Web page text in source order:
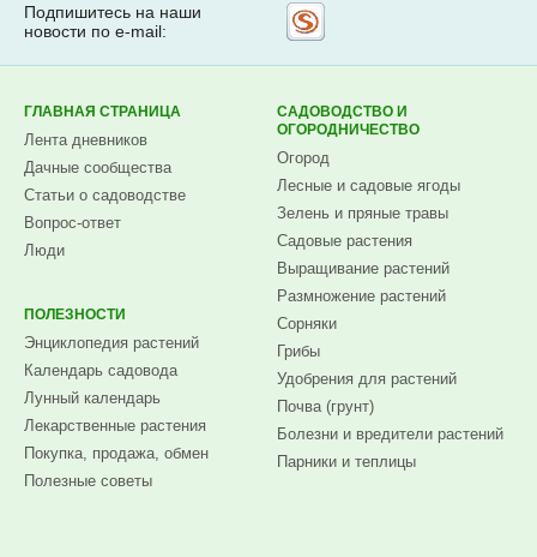
Подпишитесь на наши
новости по e-mail:
ГЛАВНАЯ СТРАНИЦА
Лента дневников
Дачные сообщества
Статьи о садоводстве
Вопрос-ответ
Люди
ПОЛЕЗНОСТИ
Энциклопедия растений
Календарь садовода
Лунный календарь
Лекарственные растения
Покупка, продажа, обмен
Полезные советы
САДОВОДСТВО И
ОГОРОДНИЧЕСТВО
Огород
Лесные и садовые ягоды
Зелень и пряные травы
Садовые растения
Выращивание растений
Размножение растений
Сорняки
Грибы
Удобрения для растений
Почва (грунт)
Болезни и вредители растений
Парники и теплицы